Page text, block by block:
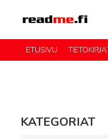
ETUSIVU
KATEGORIAT